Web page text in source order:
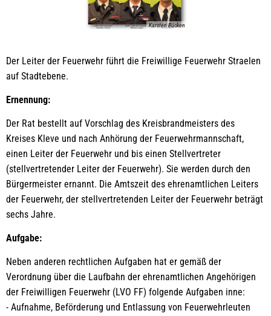
Karsten Bücken
Der Leiter der Feuerwehr führt die Freiwillige Feuerwehr Straelen
auf Stadtebene.
Ernennung:
Der Rat bestellt auf Vorschlag des Kreisbrandmeisters des
Kreises Kleve und nach Anhörung der Feuerwehrmannschaft,
einen Leiter der Feuerwehr und bis einen Stellvertreter
(stellvertretender Leiter der Feuerwehr). Sie werden durch den
Bürgermeister ernannt. Die Amtszeit des ehrenamtlichen Leiters
der Feuerwehr, der stellvertretenden Leiter der Feuerwehr beträgt
sechs Jahre.
Aufgabe:
Neben anderen rechtlichen Aufgaben hat er gemäß der
Verordnung über die Laufbahn der ehrenamtlichen Angehörigen
der Freiwilligen Feuerwehr (LVO FF) folgende Aufgaben inne:
- Aufnahme, Beförderung und Entlassung von Feuerwehrleuten